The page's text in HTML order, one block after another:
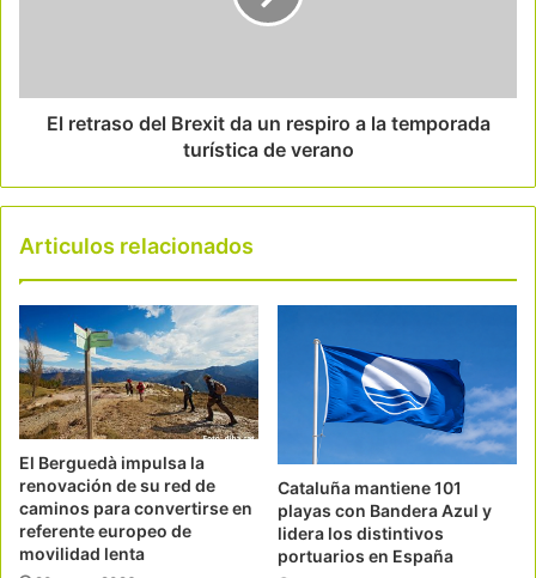
El retraso del Brexit da un respiro a la temporada
turística de verano
Articulos relacionados
El Berguedà impulsa la
renovación de su red de
caminos para convertirse en
referente europeo de
movilidad lenta
Cataluña mantiene 101
playas con Bandera Azul y
lidera los distintivos
portuarios en España